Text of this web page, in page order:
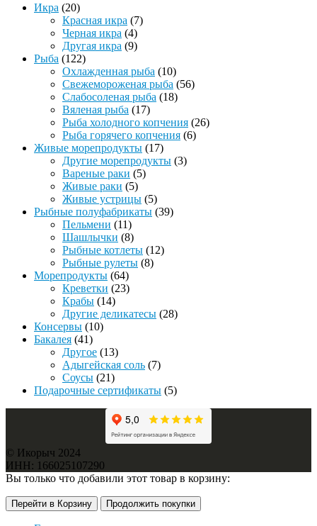
Икра (20)
Красная икра (7)
Черная икра (4)
Другая икра (9)
Рыба (122)
Охлажденная рыба (10)
Свежемороженая рыба (56)
Слабосоленая рыба (18)
Вяленая рыба (17)
Рыба холодного копчения (26)
Рыба горячего копчения (6)
Живые морепродукты (17)
Другие морепродукты (3)
Вареные раки (5)
Живые раки (5)
Живые устрицы (5)
Рыбные полуфабрикаты (39)
Пельмени (11)
Шашлычки (8)
Рыбные котлеты (12)
Рыбные рулеты (8)
Морепродукты (64)
Креветки (23)
Крабы (14)
Другие деликатесы (28)
Консервы (10)
Бакалея (41)
Другое (13)
Адыгейская соль (7)
Соусы (21)
Подарочные сертификаты (5)
© Икорыч 2024
ИНН: 166025107290
Вы только что добавили этот товар в корзину:
Перейти в Корзину Продолжить покупки